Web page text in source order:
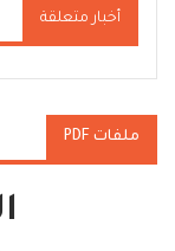
أخبار متعلقة
ملفات PDF